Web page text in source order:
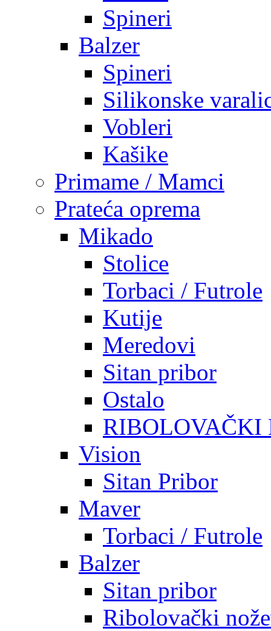
Spineri
Balzer
Spineri
Silikonske
Vobleri
Kašike
Primame / Mamci
Prateća oprema
Mikado
Stolice
Torbaci / Futrole
Kutije
Meredovi
Sitan pribor
Ostalo
RIBOLOVAČKI
Vision
Sitan Pribor
Maver
Torbaci / Futrole
Balzer
Sitan pribor
Ribolovački